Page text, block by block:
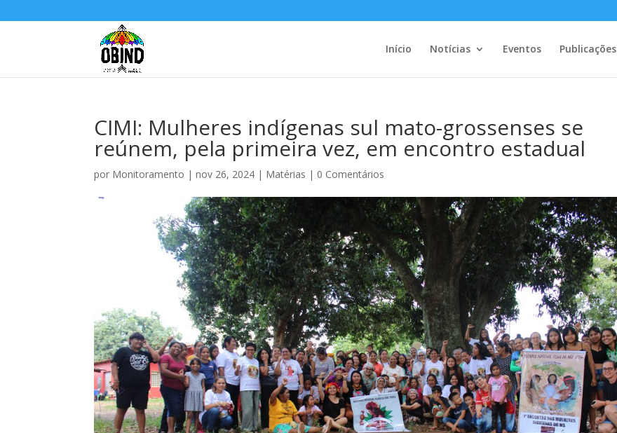
Início Notícias Eventos Publicações
CIMI: Mulheres indígenas sul mato-grossenses se
reúnem, pela primeira vez, em encontro estadual
por Monitoramento |nov 26, 2024 | Matérias | 0 Comentários